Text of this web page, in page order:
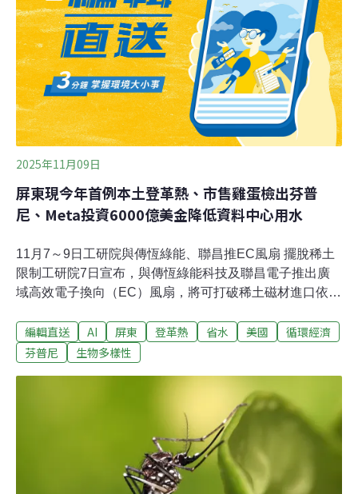
也有旅遊業者帶遊客晚上到水獺棲地賞獺。野聲環境生態
有限公司研究員、長期在金門研究水獺的學者袁守立提
到，不反對生態旅遊，但部分導覽者缺乏專業知識，如選
擇錯誤時間地點、打強光尋找或在棲地製造噪音等，建議
縣府主導辦理水獺生態旅遊專業訓練
2025年11月09日
屏東現今年首例本土登革熱、市售雞蛋檢出芬普
尼、Meta投資6000億美金降低資料中心用水
11月7～9日工研院與傳恆綠能、聯昌推EC風扇 擺脫稀土
限制工研院7日宣布，與傳恆綠能科技及聯昌電子推出廣
域高效電子換向（EC）風扇，將可打破稀土磁材進口依
示，廣域高效電子換向風扇是採用工研院研發的「零稀土
IE5永磁馬達」與「高效率無電解電容驅控平台」，可讓空
6成，每年節電超過1.5億度，相當於1座電廠供電量。（中
央社報導）市售雞蛋檢出農藥芬普尼殘留 彰化衛生局令蛋
場下架彰化縣衛生局9日晚間發布新聞稿表示，配合中央
政府114年禽畜水產品藥物殘留監測計畫抽驗，於彰化縣
畜牧場出貨至鮮健洗選蛋場販售的「鮮健蛋品洗選蛋（白
殼雞蛋）」檢出芬普尼代謝物0.03ppm（標準為
編輯直送 AI 屏東 登革熱 省水 美國
循環經濟
芬普尼
生物多樣性